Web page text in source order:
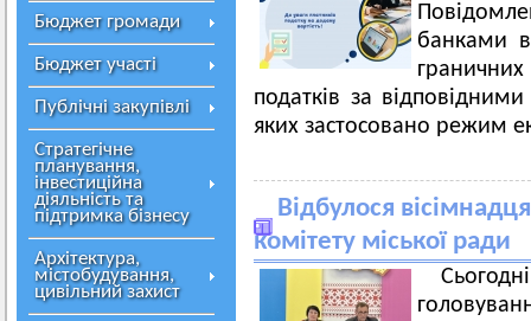
Бюджет громади
Бюджет участі
Публічні закупівлі
Стратегічне
планування,
інвестиційна
діяльність та
підтримка бізнесу
Архітектура,
містобудування,
цивільний захист
банками
податків за
яких застосовано режим
Відбулося
комітету міської ради